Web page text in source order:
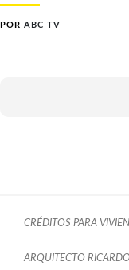
POR ABC TV
CRÉDITOS PARA
ARQUITECTO